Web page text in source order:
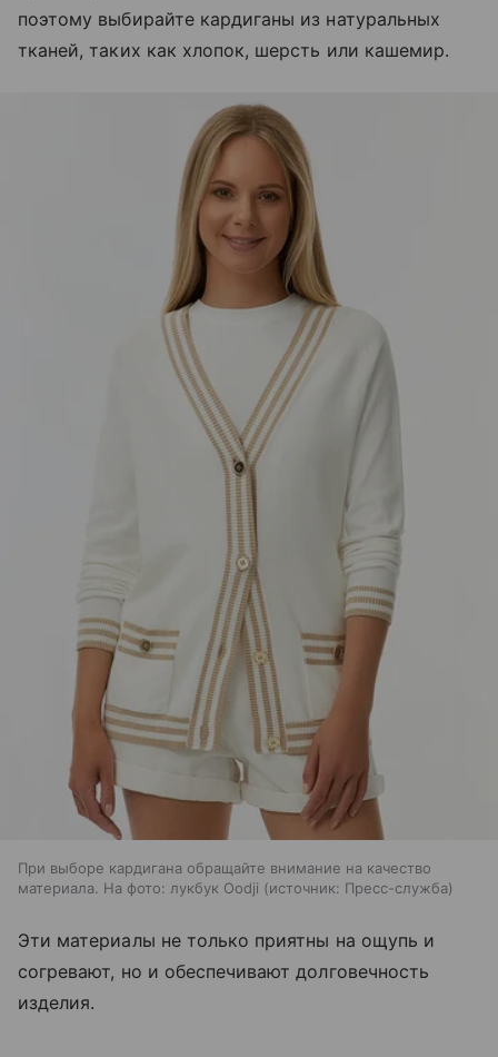
поэтому выбирайте кардиганы из натуральных
тканей, таких как хлопок, шерсть или кашемир.
При выборе кардигана обращайте внимание на качество
материала. На фото: лукбук Oodji
источник: Пресс-служба
Эти материалы не только приятны на ощупь и
согревают, но и обеспечивают долговечность
изделия.